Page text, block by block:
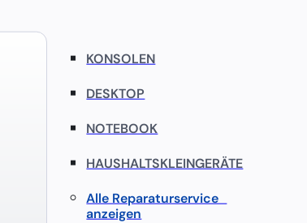
KONSOLEN
DESKTOP
NOTEBOOK
HAUSHALTSKLEINGERÄTE
Alle Reparaturservice
anzeigen